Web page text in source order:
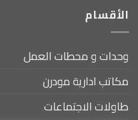
الأقسام
وحدات و محطات العمل
مكاتب ادارية مودرن
طاولات الاجتماعات